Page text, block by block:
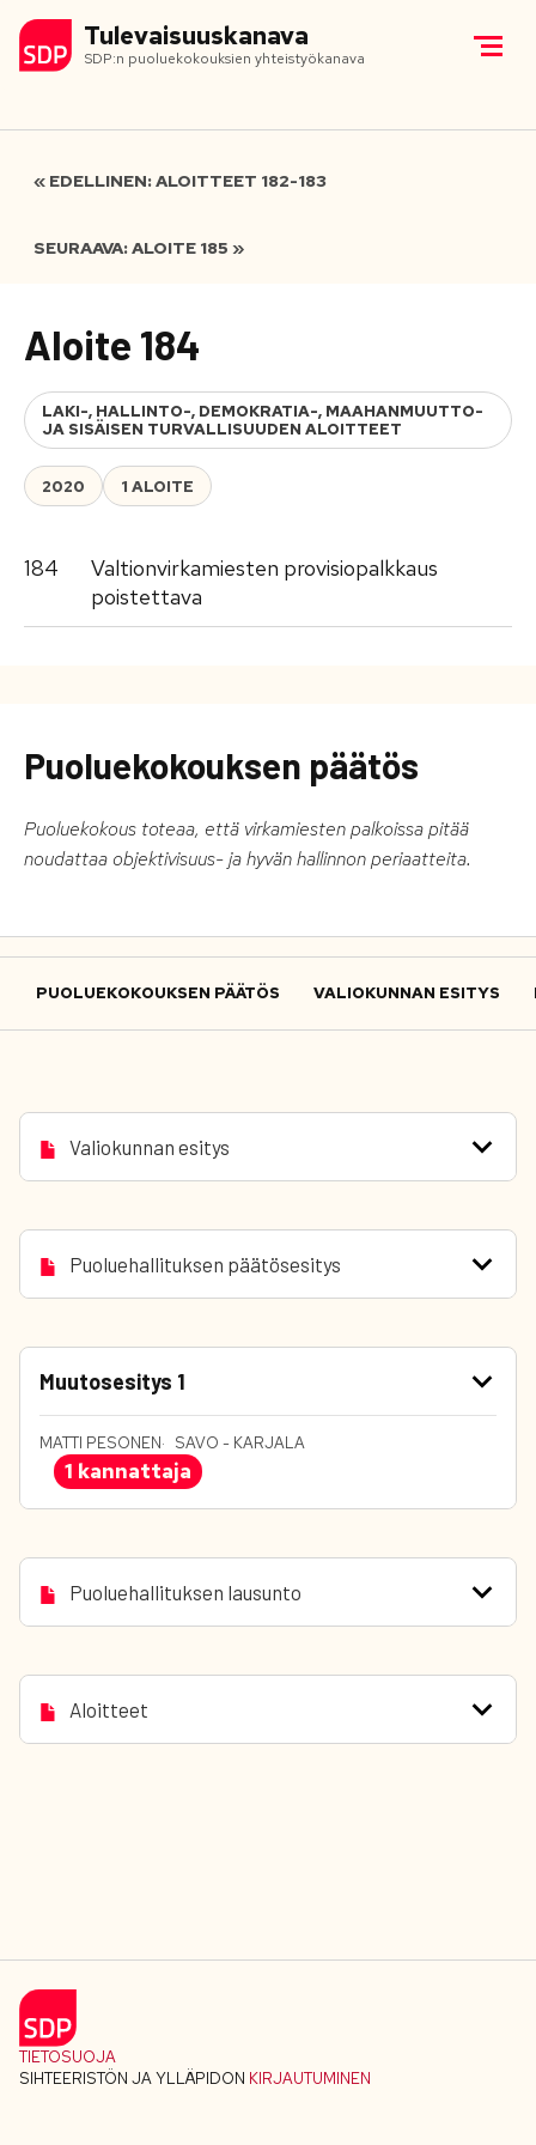
Tulevaisuuskanava
SDP:n puoluekokouksien yhteistyökanava
« EDELLINEN: ALOITTEET 182-183
SEURAAVA: ALOITE 185 »
Aloite 184
LAKI-, HALLINTO-, DEMOKRATIA-, MAAHANMUUTTO-
JA SISÄISEN TURVALLISUUDEN ALOITTEET
2020 1 ALOITE
184
Valtionvirkamiesten provisiopalkkaus
poistettava
Puoluekokouksen päätös
Puoluekokous toteaa, että virkamiesten palkoissa pitää
noudattaa objektivisuus- ja hyvän hallinnon periaatteita.
PUOLUEKOKOUKSEN PÄÄTÖS VALIOKUNNAN ESITYS
Valiokunnan esitys
Puoluehallituksen päätösesitys
Muutosesitys 1
MATTI PESONEN SAVO - KARJALA
1 kannattaja
Puoluehallituksen lausunto
Aloitteet
TIETOSUOJA
SIHTEERISTÖN JA YLLÄPIDON KIRJAUTUMINEN